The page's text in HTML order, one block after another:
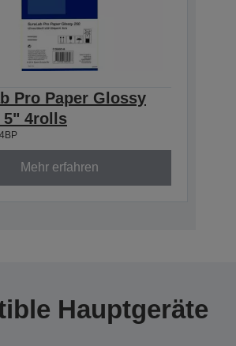
Pro Paper Glossy
5" 4rolls
Mehr erfahren
Hauptgeräte